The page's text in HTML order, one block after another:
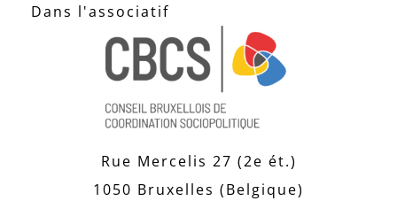
Dans l'associatif
Rue Mercelis 27 (2e ét.)
1050 Bruxelles (Belgique)